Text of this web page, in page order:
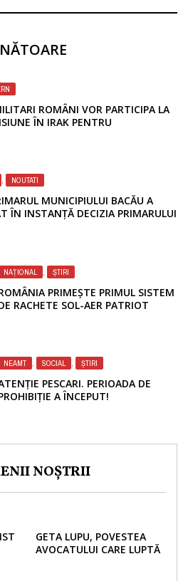
ROMÂNI VOR PARTICIPA LA
ÎN IRAK PENTRU
, NOUTATI
MUNICIPIULUI BACĂU A
ÎN INSTANŢĂ DECIZIA PRIMARULUI
NAȚIONAL ȘTIRI
PRIMEȘTE PRIMUL SISTEM
RACHETE SOL-AER PATRIOT
NEAMT , SOCIAL , ȘTIRI
PESCARI. PERIOADA DE
A ÎNCEPUT!
NOȘTRII
GETA LUPU, POVESTEA
AVOCATULUI CARE LUPTĂ